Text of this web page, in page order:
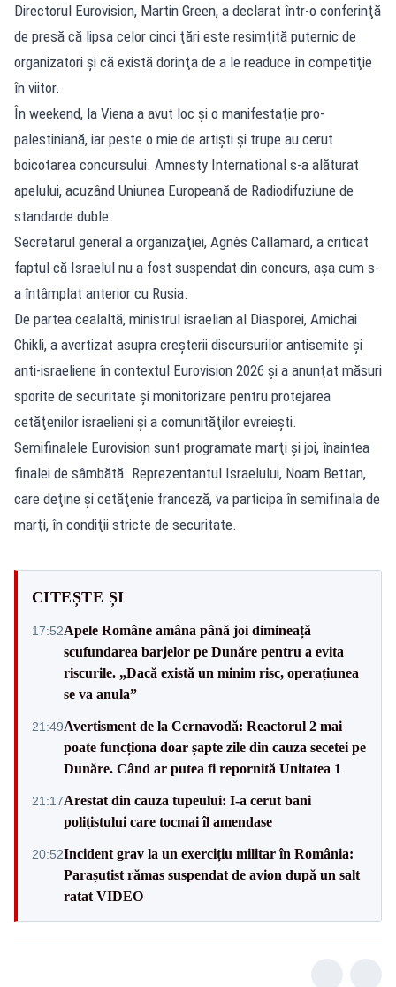
Directorul Eurovision, Martin Green, a declarat într-o conferinţă
de presă că lipsa celor cinci ţări este resimţită puternic de
organizatori şi că există dorinţa de a le readuce în competiţie
în viitor.
În weekend, la Viena a avut loc şi o manifestaţie pro-
palestiniană, iar peste o mie de artişti şi trupe au cerut
boicotarea concursului. Amnesty International s-a alăturat
apelului, acuzând Uniunea Europeană de Radiodifuziune de
standarde duble.
Secretarul general a organizaţiei, Agnès Callamard, a criticat
faptul că Israelul nu a fost suspendat din concurs, aşa cum s-
a întâmplat anterior cu Rusia.
De partea cealaltă, ministrul israelian al Diasporei, Amichai
Chikli, a avertizat asupra creşterii discursurilor antisemite şi
anti-israeliene în contextul Eurovision 2026 şi a anunţat măsuri
sporite de securitate şi monitorizare pentru protejarea
cetăţenilor israelieni şi a comunităţilor evreieşti.
Semifinalele Eurovision sunt programate marţi şi joi, înaintea
finalei de sâmbătă. Reprezentantul Israelului, Noam Bettan,
care deţine şi cetăţenie franceză, va participa în semifinala de
marţi, în condiţii stricte de securitate.
CITEȘTE ȘI
17:52Apele Române amâna până joi dimineață
scufundarea barjelor pe Dunăre pentru a evita
riscurile. „Dacă există un minim risc, operațiunea
se va anula”
21:49Avertisment de la Cernavodă: Reactorul 2 mai
poate funcționa doar șapte zile din cauza secetei pe
Dunăre. Când ar putea fi repornită Unitatea 1
21:17Arestat din cauza tupeului: I-a cerut bani
polițistului care tocmai îl amendase
20:52Incident grav la un exercițiu militar în România:
Parașutist rămas suspendat de avion după un salt
ratat VIDEO